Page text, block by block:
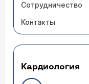
Сотрудничество
Контакты
Кардиология